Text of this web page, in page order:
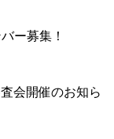
ー募集！